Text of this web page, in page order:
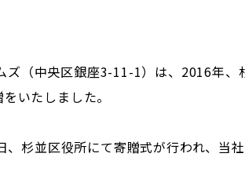
ズ（中央区銀座3-11-1）は、2016年、
いたしました。
杉並区役所にて寄贈式が行われ、当